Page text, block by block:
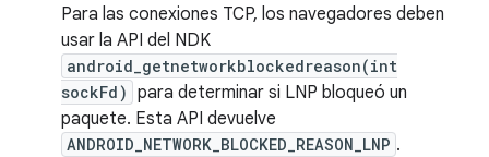
Para las conexiones TCP, los navegadores deben
usar la API del NDK
android_getnetworkblockedreason(int
sockFd) para determinar si LNP bloqueó un
paquete. Esta API devuelve
ANDROID_NETWORK_BLOCKED_REASON_LNP .